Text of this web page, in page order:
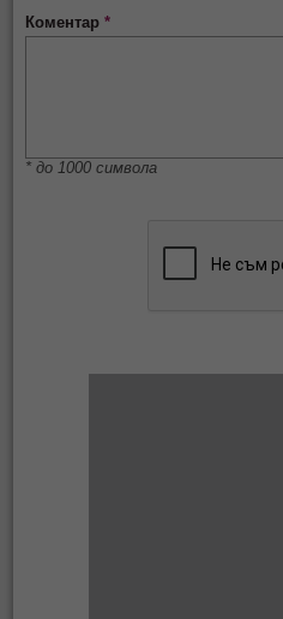
Коментар*
* до 1000 символа